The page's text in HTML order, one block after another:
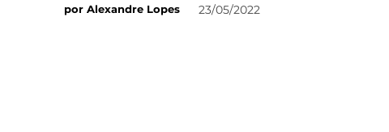
por Alexandre Lopes 23/05/2022